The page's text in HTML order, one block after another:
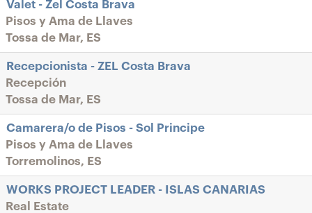
Valet - Zel Costa Brava
Pisos y Ama de Llaves
Tossa de Mar, ES
Recepcionista - ZEL Costa Brava
Recepción
Tossa de Mar, ES
Camarera/o de Pisos - Sol Principe
Pisos y Ama de Llaves
Torremolinos, ES
WORKS PROJECT LEADER - ISLAS CANARIAS
Real Estate